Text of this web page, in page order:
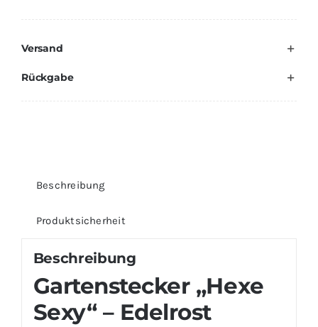
Versand
Rückgabe
Beschreibung
Produktsicherheit
Beschreibung
Gartenstecker „Hexe
Sexy“ – Edelrost